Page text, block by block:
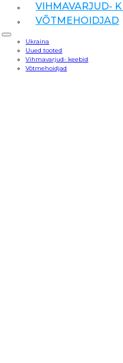
VIHMAVARJUD-
VÕTMEHOIDJAD
Ukraina
Uued tooted
Vihmavarjud- keebid
Võtmehoidjad